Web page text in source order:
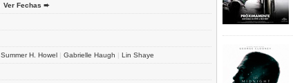
Ver Fechas ➨
Summer H. Howel | Gabrielle Haugh | Lin Shaye